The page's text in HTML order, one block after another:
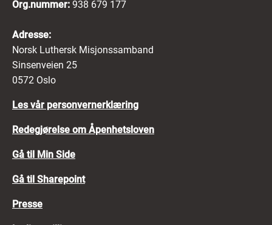
Org.nummer: 938 679 177
Adresse:
Norsk Luthersk Misjonssamband
Sinsenveien 25
0572 Oslo
Les vår personvernerklæring
Redegjørelse om Åpenhetsloven
Gå til Min Side
Gå til Sharepoint
Presse